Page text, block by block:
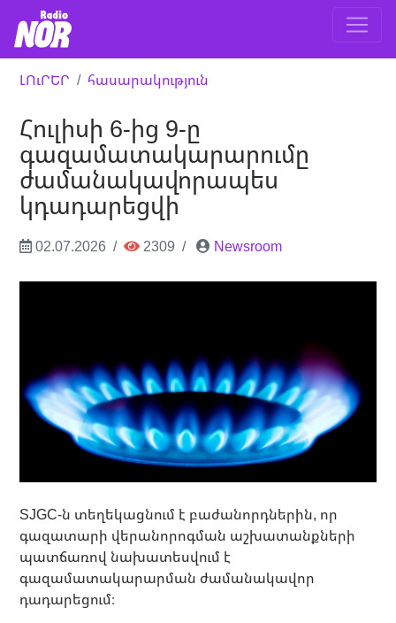
ԼՈւՐԵՐ հասարակություն
Հուլիսի 6-ից 9-ը
գազամատակարարումը
ժամանակավորապես
կդադարեցվի
02.07.2026 2309 Newsroom
SJGC-ն տեղեկացնում է բաժանորդներին, որ
գազատարի վերանորոգման աշխատանքների
պատճառով նախատեսվում է
գազամատակարարման ժամանակավոր
դադարեցում։